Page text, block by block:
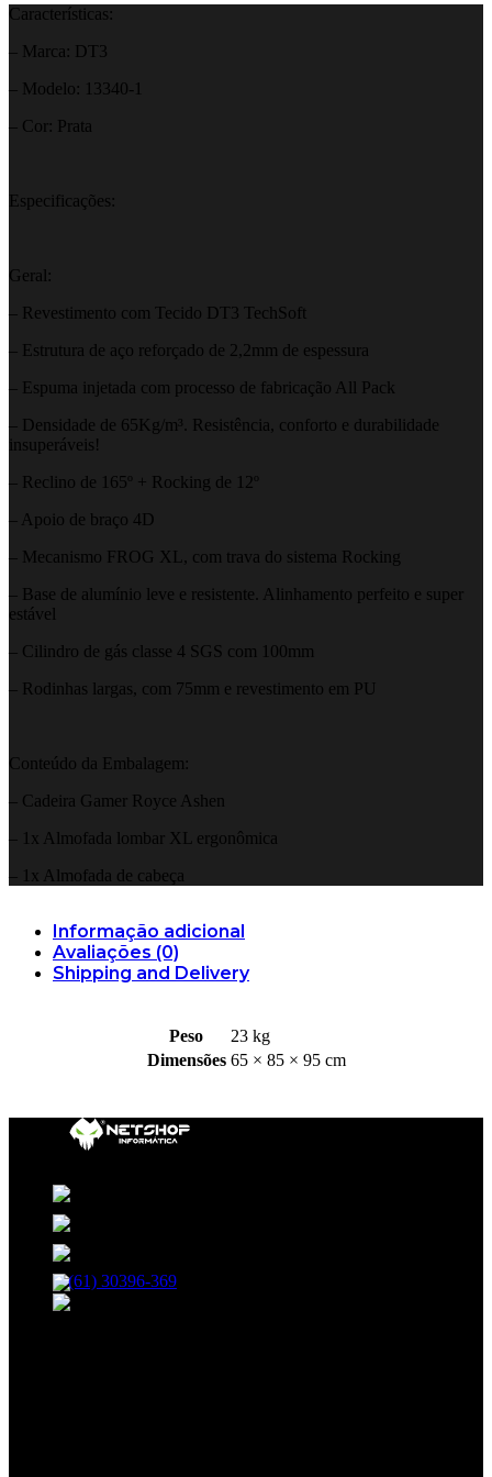
Características:
– Marca: DT3
– Modelo: 13340-1
– Cor: Prata
Especificações:
Geral:
– Revestimento com Tecido DT3 TechSoft
– Estrutura de aço reforçado de 2,2mm de espessura
– Espuma injetada com processo de fabricação All Pack
– Densidade de 65Kg/m³. Resistência, conforto e durabilidade
insuperáveis!
– Reclino de 165º + Rocking de 12º
– Apoio de braço 4D
– Mecanismo FROG XL, com trava do sistema Rocking
– Base de alumínio leve e resistente. Alinhamento perfeito e super
estável
– Cilindro de gás classe 4 SGS com 100mm
– Rodinhas largas, com 75mm e revestimento em PU
Conteúdo da Embalagem:
– Cadeira Gamer Royce Ashen
– 1x Almofada lombar XL ergonômica
– 1x Almofada de cabeça
Informação adicional
Avaliações (0)
Shipping and Delivery
Peso
23 kg
Dimensões 65 × 85 × 95 cm
70853-520
R. 13 Norte, 19 - Águas Claras, Brasília - DF
708 - Águas Claras, Brasília - DF, 71900-100
(61) 30396-369
atendimento@netshopinformatica.com.br